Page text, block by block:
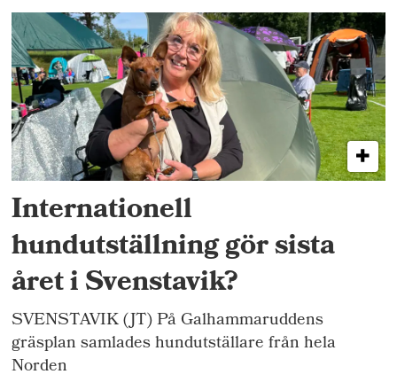
Internationell
hundutställning gör sista
året i Svenstavik?
SVENSTAVIK (JT) På Galhammaruddens
gräsplan samlades hundutställare från hela
Norden